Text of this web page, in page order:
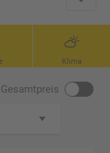
Klima
Gesamtpreis